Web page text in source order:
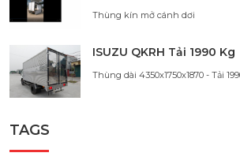
Thùng kín mở cánh dơi
ISUZU QKRH Tải 1990 Kg
Thùng dài 4350x1750x1870 - Tải
TAGS